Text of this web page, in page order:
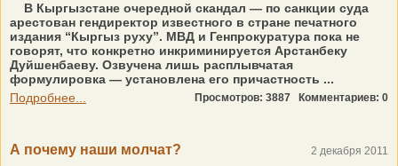
В Кыргызстане очередной скандал — по санкции суда
арестован гендиректор известного в стране печатного
издания “Кыргыз руху”. МВД и Генпрокуратура пока не
говорят, что конкретно инкриминируется Арстанбеку
Дуйшенбаеву. Озвучена лишь расплывчатая
формулировка — установлена его причастность ...
Подробнее...
Просмотров: 3887 Комментариев: 0
А почему наши молчат? 2 декабря 2011